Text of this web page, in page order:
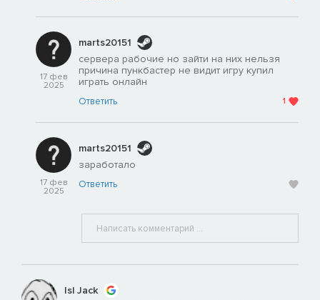
17 фев
2025
marts20151
сервера рабочие но зайти на них нельзя
причина пункбастер не видит игру купил
играть онлайн
Ответить 1
17 фев
2025
marts20151
заработало
Ответить
Isl Jack